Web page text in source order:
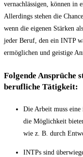
vernachlässigen, können in
Allerdings stehen die
wenn die eigenen Stärken
jeder Beruf, den ein INTP
ermöglichen und geistige
Folgende Ansprüche
berufliche Tätigkeit:
Die Arbeit muss
die Möglichkeit
wie z. B. durch
INTPs sind